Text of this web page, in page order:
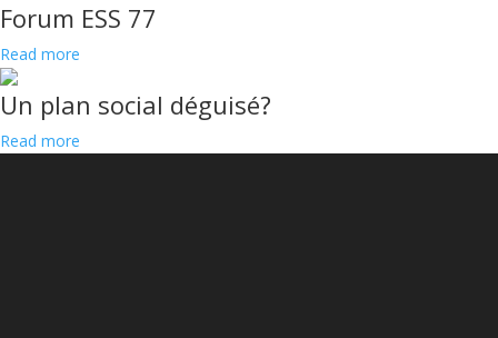
Forum ESS 77
Read more
Un plan social déguisé?
Read more